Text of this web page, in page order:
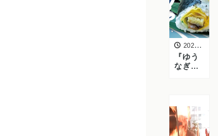
2025年1月14日
『ゆう
なぎ倉
ご予約
受付中
です！